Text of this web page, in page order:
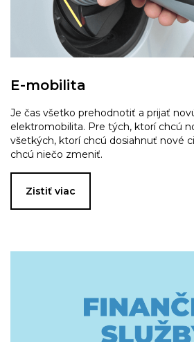
E-mobilita
Je čas všetko prehodnotiť a prijať
elektromobilita. Pre tých, ktorí chcú
všetkých, ktorí chcú dosiahnuť nové
chcú niečo zmeniť.
Zistiť viac